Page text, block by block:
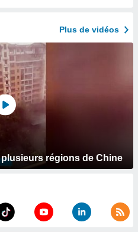
Plus de vidéos
régions de Chine